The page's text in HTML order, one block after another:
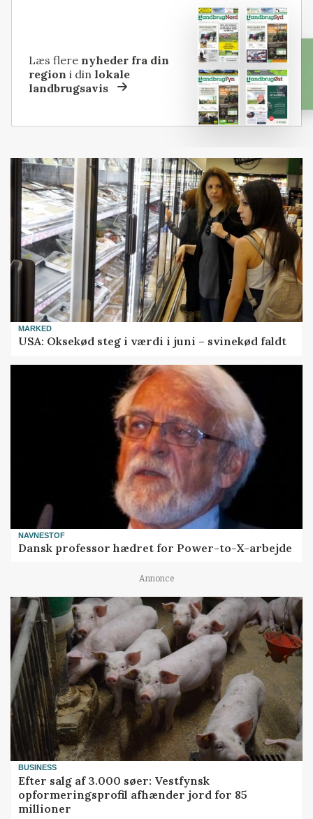
Læs flere nyheder fra din
region i dinlokale
landbrugsavis
MARKED
USA: Oksekød steg i værdi i juni – svinekød faldt
NAVNESTOF
Dansk professor hædret for Power-to-X-arbejde
Annonce
BUSINESS
Efter salg af 3.000 søer: Vestfynsk
opformeringsprofil afhænder jord for 85
millioner